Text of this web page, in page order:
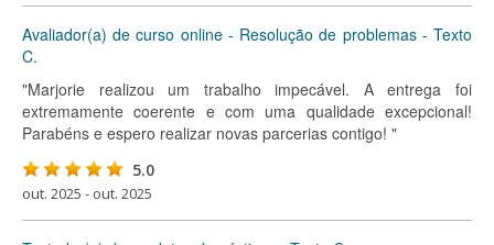
Avaliador(a) de curso online - Resolução de problemas - Texto
C.
"Marjorie realizou um trabalho impecável. A entrega foi
extremamente coerente e com uma qualidade excepcional!
Parabéns e espero realizar novas parcerias contigo! "
5.0
out. 2025 - out. 2025